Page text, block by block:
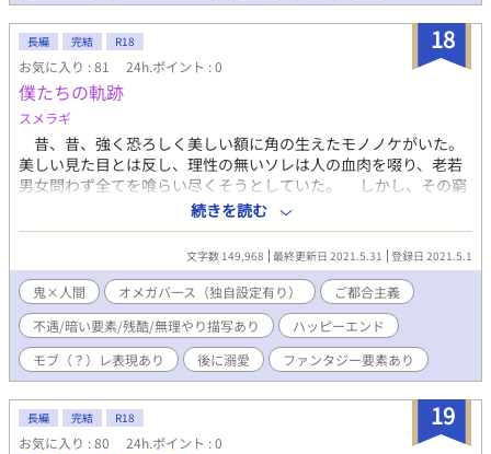
18
長編 完結 R18
お気に入り : 81 24h.ポイント : 0
僕たちの軌跡
スメラギ
昔、昔、強く恐ろしく美しい額に角の生えたモノノケがいた。
美しい見た目とは反し、理性の無いソレは人の血肉を啜り、老若
男女問わず全てを喰らい尽くそうとしていた。 しかし、その窮
地に、とある一族が現れ、モノノケを山奥の社に封印する事に成
功した。 その一族は特殊な力を持つとされる巫女を封印の楔と
し、長年もの間、その封印を護っていた。 そんな一族の中に特
殊な力を持つ男のオメガが生まれた… 第一の性と区別される男
女の他に第二の性と区別されるα（アルファ）、β（ベータ）、
Ω（オメガ）という性が存在している世界であった。その他にも
ーーが存在しておりー…
続きを読む
文字数 149,968 最終更新日 2021.5.31 登録日 2021.5.1
鬼×人間 オメガバース（独自設定有り）
ご都合主義
不遇/暗い要素/残酷/無理やり描写あり
ハッピーエンド
モブ（？）レ表現あり
後に溺愛 ファンタジー要素あり
19
長編 完結 R18
お気に入り : 80 24h.ポイント : 0